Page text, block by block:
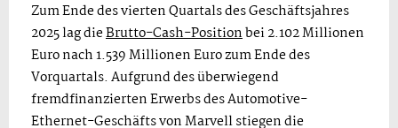
Zum Ende des vierten Quartals des Geschäftsjahres
2025 lag dieBrutto-Cash-Positionbei 2.102 Millionen
Euro nach 1.539 Millionen Euro zum Ende des
Vorquartals. Aufgrund des überwiegend
fremdfinanzierten Erwerbs des Automotive-
Ethernet-Geschäfts von Marvell stiegen die